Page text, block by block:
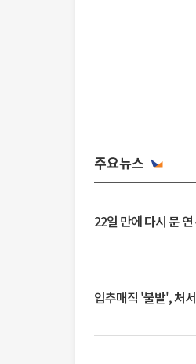
주요뉴스
22일 만에 다시 문
입추매직 '불발', 처